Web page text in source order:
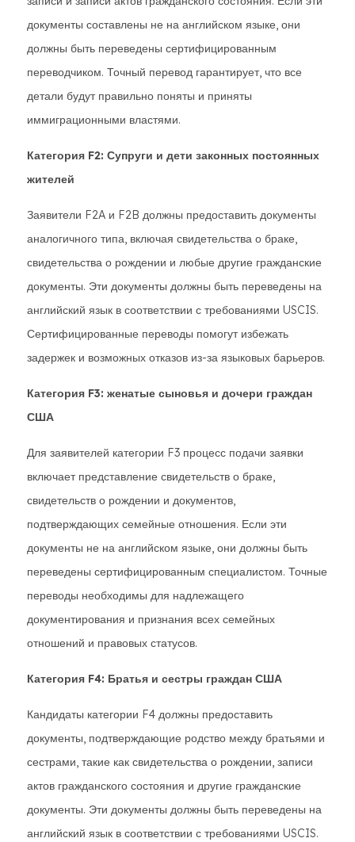
документы составлены не на английском языке, они
должны быть переведены сертифицированным
переводчиком. Точный перевод гарантирует, что все
детали будут правильно поняты и приняты
иммиграционными властями.
Категория F2: Супруги и дети законных постоянных
жителей
Заявители F2A и F2B должны предоставить документы
аналогичного типа, включая свидетельства о браке,
свидетельства о рождении и любые другие гражданские
документы. Эти документы должны быть переведены на
английский язык в соответствии с требованиями USCIS.
Сертифицированные переводы помогут избежать
задержек и возможных отказов из-за языковых барьеров.
Категория F3: женатые сыновья и дочери граждан
США
Для заявителей категории F3 процесс подачи заявки
включает представление свидетельств о браке,
свидетельств о рождении и документов,
подтверждающих семейные отношения. Если эти
документы не на английском языке, они должны быть
переведены сертифицированным специалистом. Точные
переводы необходимы для надлежащего
документирования и признания всех семейных
отношений и правовых статусов.
Категория F4: Братья и сестры граждан США
Кандидаты категории F4 должны предоставить
документы, подтверждающие родство между братьями и
сестрами, такие как свидетельства о рождении, записи
актов гражданского состояния и другие гражданские
документы. Эти документы должны быть переведены на
английский язык в соответствии с требованиями USCIS.